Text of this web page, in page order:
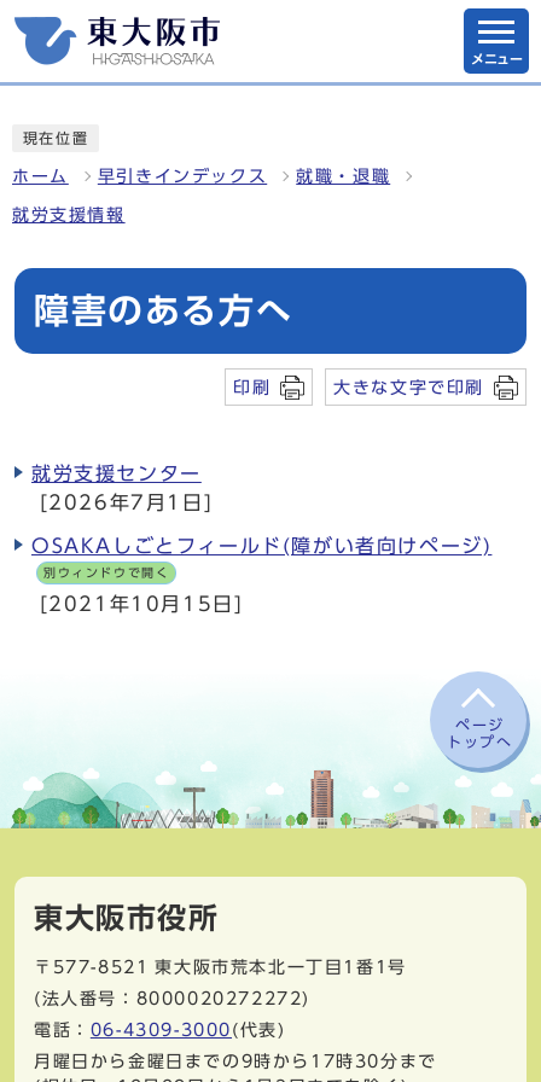
メニュー
現在位置
ホーム 早引きインデックス 就職・退職
就労支援情報
障害のある方へ
印刷 大きな文字で印刷
就労支援センター
[2026年7月1日]
OSAKAしごとフィールド(障がい者向けページ)
別ウィンドウで開く
[2021年10月15日]
ページ
トップへ
東大阪市役所
〒577-8521
東大阪市荒本北一丁目1番1号
(法人番号：8000020272272)
電話： 06-4309-3000 (代表)
月曜日から金曜日までの9時から17時30分まで